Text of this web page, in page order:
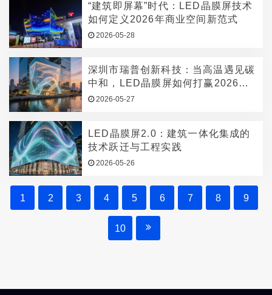
“建筑即屏幕”时代：LED晶膜屏技术
如何定义2026年商业空间新范式
2026-05-28
深圳市瑞普创新科技：当高温遇见碳
中和，LED晶膜屏如何打赢2026年
夏季节能突围战
2026-05-27
LED晶膜屏2.0：建筑一体化集成的
技术跃迁与工程实践
2026-05-26
1 2 3 4 5 6 7 8 9
10